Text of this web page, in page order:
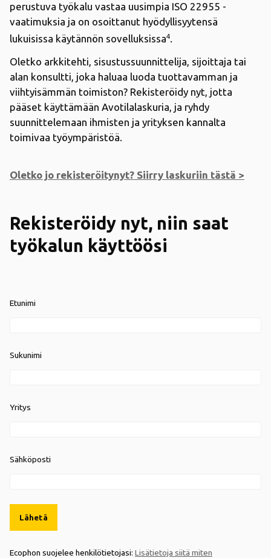
perustuva työkalu vastaa uusimpia ISO 22955 -
vaatimuksia ja on osoittanut hyödyllisyytensä
lukuisissa käytännön sovelluksissa4
Oletko arkkitehti, sisustussuunnittelija, sijoittaja tai
alan konsultti, joka haluaa luoda tuottavamman ja
viihtyisämmän toimiston? Rekisteröidy nyt, jotta
pääset käyttämään Avotilalaskuria, ja ryhdy
suunnittelemaan ihmisten ja yrityksen kannalta
toimivaa työympäristöä.
Oletko jo rekisteröitynyt? Siirry laskuriin tästä >
Rekisteröidy nyt, niin saat
työkalun käyttöösi
Etunimi
Sukunimi
Yritys
Sähköposti
Lähetä
Ecophon suojelee henkilötietojasi: Lisätietoja siitä miten